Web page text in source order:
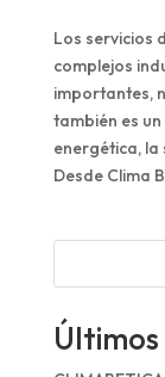
Los servicios
complejos
importantes,
también es
energética,
Desde Clima